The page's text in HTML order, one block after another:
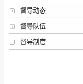
督导动态
督导队伍
督导制度